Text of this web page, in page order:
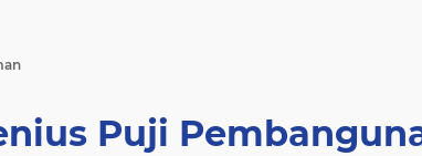
Puji